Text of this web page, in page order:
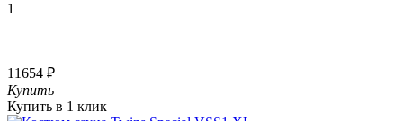
1
11654 ₽
Купить
Купить в 1 клик